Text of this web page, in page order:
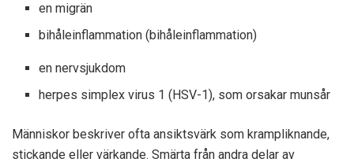
en migrän
bihåleinflammation (bihåleinflammation)
en nervsjukdom
herpes simplex virus 1 (HSV-1), som orsakar munsår
Människor beskriver ofta ansiktsvärk som krampliknande,
stickande eller värkande. Smärta från andra delar av